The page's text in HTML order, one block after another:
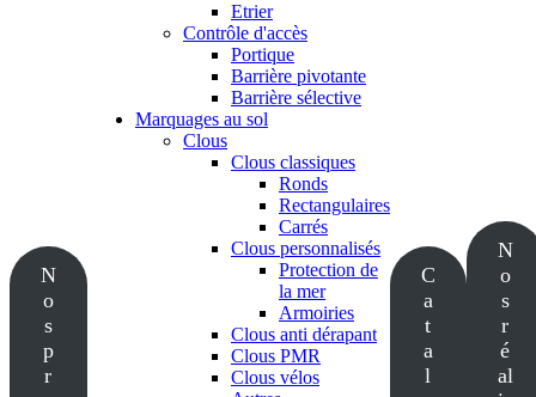
N
o
s
p
r
Etrier
Contrôle d'accès
Portique
Barrière pivotante
Barrière sélective
Marquages au sol
Clous
Clous classiques
Ronds
Rectangulaires
Carrés
Clous personnalisés
Protection de
la mer
Armoiries
Clous anti dérapant
Clous PMR
Clous vélos
C
a
t
a
l
N
o
s
r
é
al